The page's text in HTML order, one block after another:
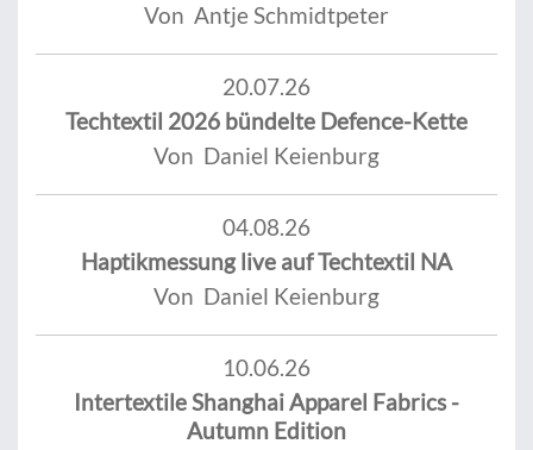
Von Antje Schmidtpeter
20.07.26
Techtextil 2026 bündelte Defence-Kette
Von Daniel Keienburg
04.08.26
Haptikmessung live auf Techtextil NA
Von Daniel Keienburg
10.06.26
Intertextile Shanghai Apparel Fabrics -
Autumn Edition